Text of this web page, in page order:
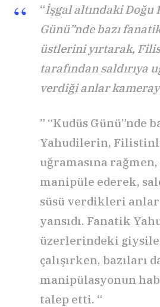
“İşgal altındaki Doğu
Günü”nde bazı
üstlerini yırtarak,
tarafından saldırıya
verdiği anlar
” “Kudüs Günü”nde
Yahudilerin,
uğramasına
manipüle ederek,
süsü verdikleri
yansıdı. Fanatik
üzerlerindeki
çalışırken, bazıları
manipülasyonun
talep etti. “